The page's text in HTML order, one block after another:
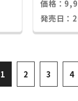
価格：
発売日：
1 2 3 4